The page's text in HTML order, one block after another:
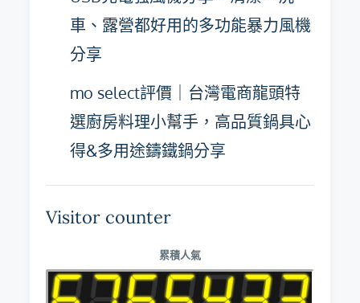
車、露營都好用的多功能暴力風機
分享
mo select評價｜台灣電商龍頭特
選廚房料理小幫手，高品質鍋具心
得&多用途鑄鐵鍋分享
Visitor counter
累積人氣